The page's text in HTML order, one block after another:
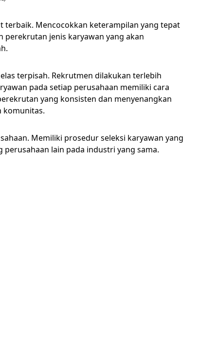
terbaik. Mencocokkan keterampilan yang tepat
perekrutan jenis karyawan yang akan
terpisah. Rekrutmen dilakukan terlebih
pada setiap perusahaan memiliki cara
yang konsisten dan menyenangkan
komunitas.
Memiliki prosedur seleksi karyawan yang
lain pada industri yang sama.